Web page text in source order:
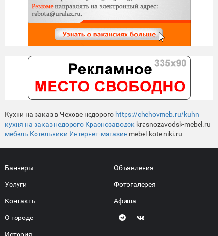
Кухни на заказ в Чехове недорого https://chehovmeb.ru/kuhni
кухня на заказ недорого Краснозаводск krasnozavodsk-mebel.ru
мебель Котельники Интернет-магазин mebel-kotelniki.ru
Баннеры
Услуги
Контакты
О городе
История
Объявления
Фотогалерея
Афиша